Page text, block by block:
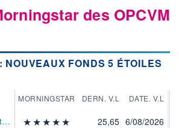
des OPCVM
NOUVEAUX FONDS 5 ÉTOILES
MORNINGSTAR DERN. V.L DATE. V.L
GS Europe CORE Equity I Acc USD 25,65 6/08/2026